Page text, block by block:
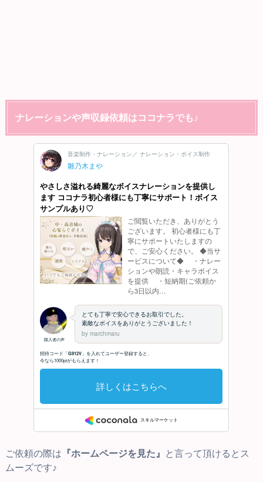
ナレーションや声収録依頼はココナラでも♪
ご依頼の際は 『ホームページを見た』
と言って頂けるとス
ムーズです♪